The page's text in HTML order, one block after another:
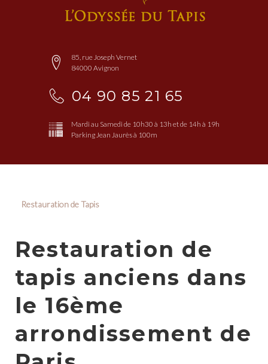
85, rue Joseph Vernet
84000 Avignon
04 90 85 21 65
Mardi au Samedi de 10h30 à 13h et de 14h à 19h
Parking Jean Jaurès à 100m
Restauration de Tapis
Restauration de
tapis anciens dans
le 16ème
arrondissement de